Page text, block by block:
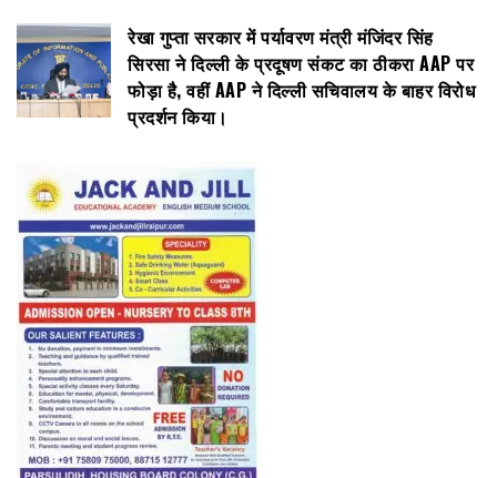
रेखा गुप्ता सरकार में पर्यावरण मंत्री मंजिंदर सिंह
सिरसा ने दिल्ली के प्रदूषण संकट का ठीकरा AAP पर
फोड़ा है, वहीं AAP ने दिल्ली सचिवालय के बाहर विरोध
प्रदर्शन किया।